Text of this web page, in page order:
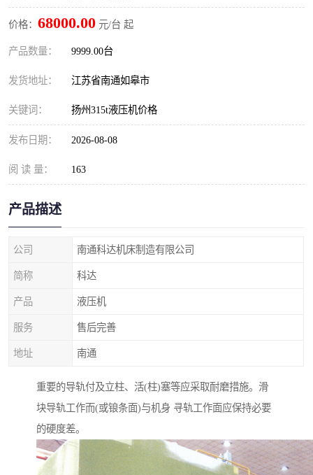
价格： 68000.00 元/台 起
产品数量： 9999.00台
发货地址： 江苏省南通如皋市
关键词： 扬州315t液压机价格
发布日期： 2026-08-08
阅 读 量： 163
产品描述
公司 南通科达机床制造有限公司
简称 科达
产品 液压机
服务 售后完善
地址 南通
重要的导轨付及立柱、活(柱)塞等应采取耐磨措施。滑
块导轨工作而(或锒条面)与机身 寻轨工作面应保持必要
的硬度差。